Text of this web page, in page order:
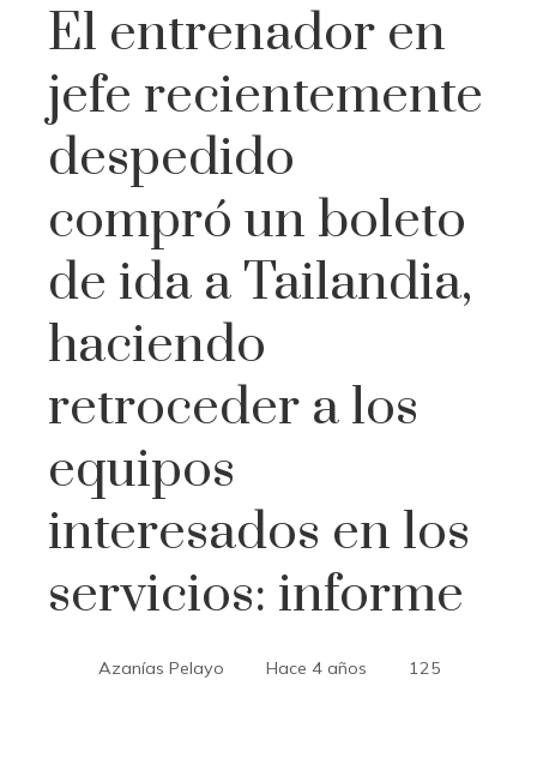
El entrenador en
jefe recientemente
despedido
compró un boleto
de ida a Tailandia,
haciendo
retroceder a los
equipos
interesados ​​​​en los
servicios: informe
Azanías Pelayo Hace 4 años 125